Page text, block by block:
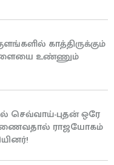
காத்திருக்கும்
உண்ணும்
செவ்வாய்-புதன் ஒரே
ராஜயோகம்